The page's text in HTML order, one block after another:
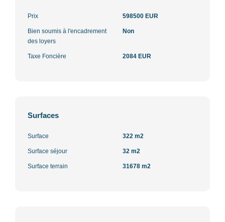
Prix 598500 EUR
Bien soumis à l'encadrement
des loyers
Non
Taxe Foncière 2084 EUR
Surfaces
Surface 322 m2
Surface séjour 32 m2
Surface terrain 31678 m2